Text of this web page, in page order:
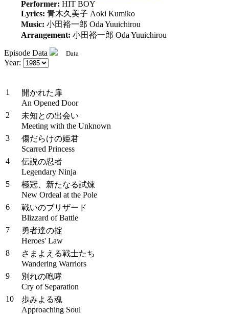
Performer: HIT BOY
Lyrics: 青木久美子 Aoki Kumiko
Music: 小田裕一郎 Oda Yuuichirou
Arrangement: 小田裕一郎 Oda Yuuichirou
Episode Data Data
Year:
1
開かれた扉
An Opened Door
2
未知との出会い
Meeting with the Unknown
3
傷だらけの姫君
Scarred Princess
4
伝説の忍者
Legendary Ninja
5
極冠、新たなる試煉
New Ordeal at the Pole
6
戦いのブリザード
Blizzard of Battle
7
勇者達の掟
Heroes' Law
8
さまよえる戦士たち
Wandering Warriors
9
別れの咆哮
Cry of Separation
10
歩みよる魂
Approaching Soul